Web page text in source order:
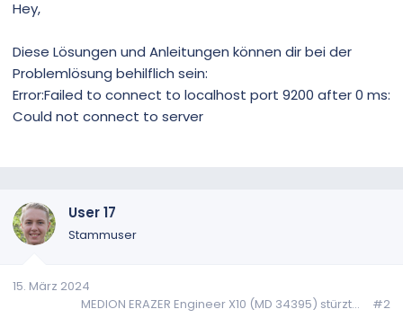
Hey,
Diese Lösungen und Anleitungen können dir bei der
Problemlösung behilflich sein:
Error:Failed to connect to localhost port 9200 after 0 ms:
Could not connect to server
User 17
Stammuser
15. März 2024
MEDION ERAZER Engineer X10 (MD 34395) stürzt...
#2